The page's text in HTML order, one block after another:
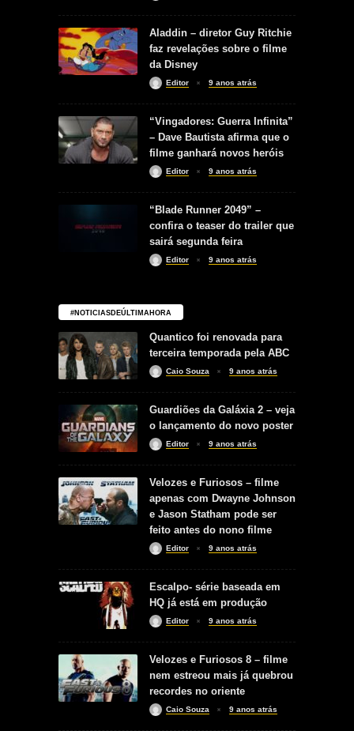
Aladdin – diretor Guy Ritchie
faz revelações sobre o filme
da Disney
Editor 9 anos atrás
“Vingadores: Guerra Infinita”
– Dave Bautista afirma que o
filme ganhará novos heróis
Editor 9 anos atrás
“Blade Runner 2049” –
confira o teaser do trailer que
sairá segunda feira
Editor 9 anos atrás
#NOTICIASDEÚLTIMAHORA
Quantico foi renovada para
terceira temporada pela ABC
Caio Souza 9 anos atrás
Guardiões da Galáxia 2 – veja
o lançamento do novo poster
Editor 9 anos atrás
Velozes e Furiosos – filme
apenas com Dwayne Johnson
e Jason Statham pode ser
feito antes do nono filme
Editor 9 anos atrás
Escalpo- série baseada em
HQ já está em produção
Editor 9 anos atrás
Velozes e Furiosos 8 – filme
nem estreou mais já quebrou
recordes no oriente
Caio Souza 9 anos atrás